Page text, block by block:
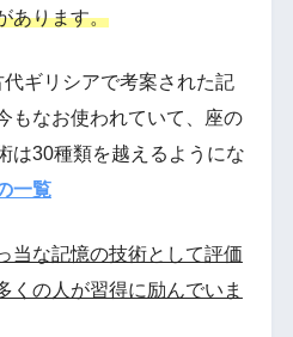
あります。
ギリシアで考案された記
もなお使われていて、座の
は30種類を越えるようにな
一覧
当な記憶の技術として評価
くの人が習得に励んでいま